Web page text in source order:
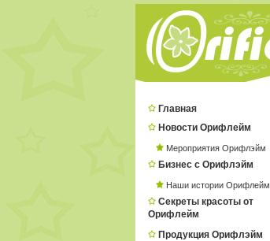
Главная
Новости Орифлейм
Мероприятия Орифлэйм
Бизнес с Орифлэйм
Наши истории Орифлейм
Секреты красоты от
Орифлейм
Продукция Орифлэйм